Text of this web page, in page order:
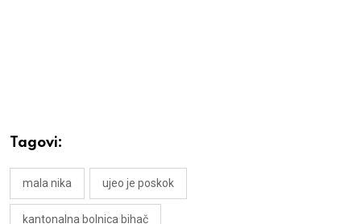
Tagovi:
mala nika ujeo je poskok
kantonalna bolnica bihač